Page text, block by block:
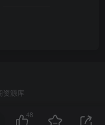
资源库
48